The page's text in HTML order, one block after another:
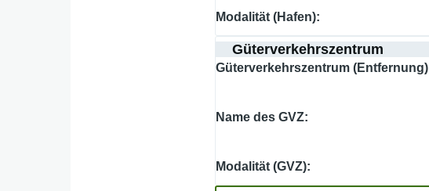
Modalität (Hafen)
Güterverkehrszentrum
Güterverkehrszentrum (Entfernung)
Name des GVZ
Modalität (GVZ)